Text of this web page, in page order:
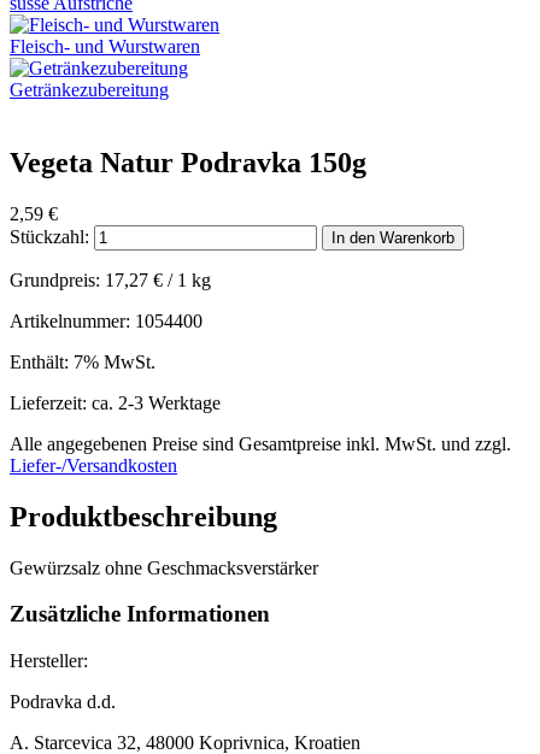
Fleisch- und Wurstwaren
Getränkezubereitung
Vegeta Natur Podravka 150g
2,59 €
Stückzahl:
In den Warenkorb
Grundpreis: 17,27 € / 1 kg
Artikelnummer: 1054400
Enthält: 7% MwSt.
Lieferzeit: ca. 2-3 Werktage
Alle angegebenen Preise sind Gesamtpreise inkl. MwSt. und zzgl.
Liefer-/Versandkosten
Produktbeschreibung
Gewürzsalz ohne Geschmacksverstärker
Zusätzliche Informationen
Hersteller:
Podravka d.d.
A. Starcevica 32, 48000 Koprivnica, Kroatien